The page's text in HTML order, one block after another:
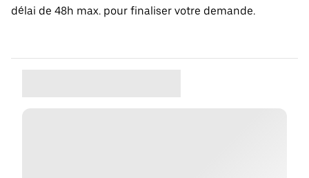
délai de 48h max. pour finaliser votre demande.